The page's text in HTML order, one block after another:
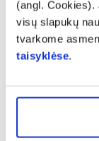
(angl.
visų slapukų
tvarkome
taisyklėse.